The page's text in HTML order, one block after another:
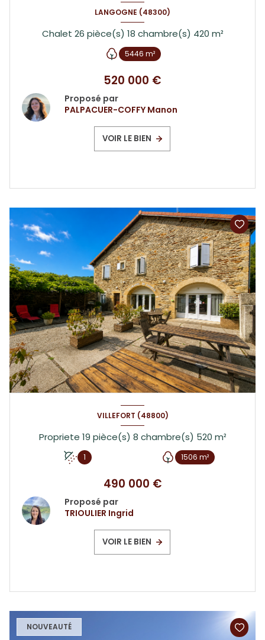
LANGOGNE (48300)
Chalet 26 pièce(s) 18 chambre(s) 420 m²
5446 m²
520 000 €
Proposé par
PALPACUER-COFFY Manon
VOIR LE BIEN
VILLEFORT (48800)
Propriete 19 pièce(s) 8 chambre(s) 520 m²
1 1506 m²
490 000 €
Proposé par
TRIOULIER Ingrid
VOIR LE BIEN
NOUVEAUTÉ